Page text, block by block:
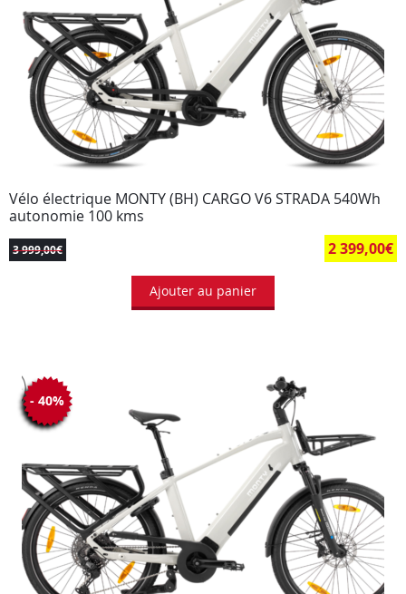
Vélo électrique MONTY (BH) CARGO V6 STRADA 540Wh
autonomie 100 kms
3 999,00€ 2 399,00€
Ajouter au panier
- 40%